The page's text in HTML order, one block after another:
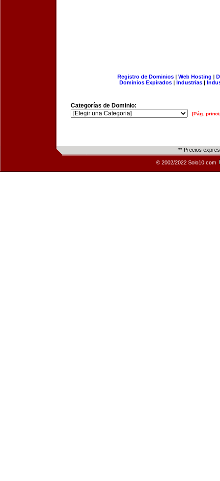
Registro de Dominios| Web Hosting |
Dominios Expirados | Industrias |
Categorías de Dominio:
[Pág.
** Precios
© 2002/2022 Solo10.com